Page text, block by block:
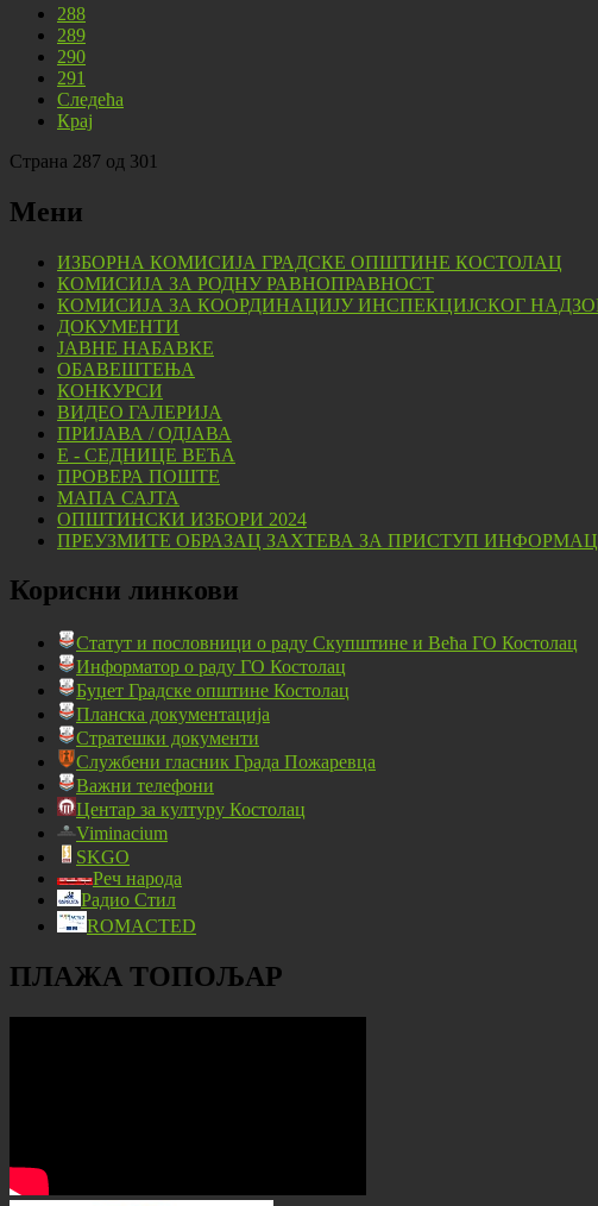
288
289
290
291
Следећа
Крај
Страна 287 од 301
Мени
ИЗБОРНА КОМИСИЈА ГРАДСКЕ ОПШТИНЕ КОСТОЛАЦ
КОМИСИЈА ЗА РОДНУ РАВНОПРАВНОСТ
КОМИСИЈА ЗА КООРДИНАЦИЈУ ИНСПЕКЦИЈСКОГ
ДОКУМЕНТИ
ЈАВНЕ НАБАВКЕ
ОБАВЕШТЕЊА
КОНКУРСИ
ВИДЕО ГАЛЕРИЈА
ПРИЈАВА / ОДЈАВА
Е - СЕДНИЦЕ ВЕЋА
ПРОВЕРА ПОШТЕ
МАПА САЈТА
ОПШТИНСКИ ИЗБОРИ 2024
ПРЕУЗМИТЕ ОБРАЗАЦ ЗАХТЕВА ЗА ПРИСТУП
Корисни линкови
Статут и пословници о раду Скупштине и Већа ГО Костолац
Информатор о раду ГО Костолац
Буџет Градске општине Костолац
Планска документација
Стратешки документи
Службени гласник Града Пожаревца
Важни телефони
Центар за културу Костолац
Viminacium
SKGO
Реч народа
Радио Стил
ROMACTED
ПЛАЖА ТОПОЉАР